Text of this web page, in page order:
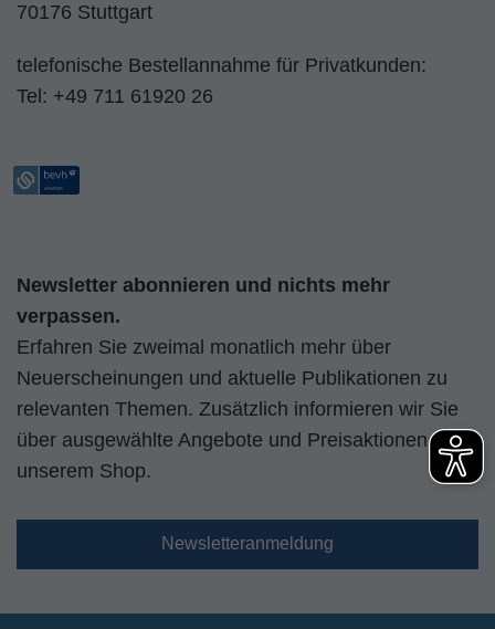
70176 Stuttgart
telefonische Bestellannahme für Privatkunden:
Tel: +49 711 61920 26
Newsletter abonnieren und nichts mehr
verpassen.
Erfahren Sie zweimal monatlich mehr über
Neuerscheinungen und aktuelle Publikationen zu
relevanten Themen. Zusätzlich informieren wir Sie
über ausgewählte Angebote und Preisaktionen aus
unserem Shop.
Newsletteranmeldung